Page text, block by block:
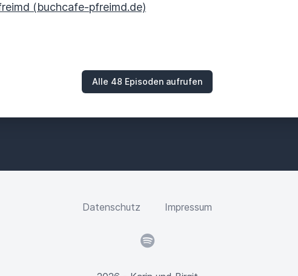
(buchcafe-pfreimd.de)
Alle 48 Episoden aufrufen
Datenschutz Impressum
Spotify